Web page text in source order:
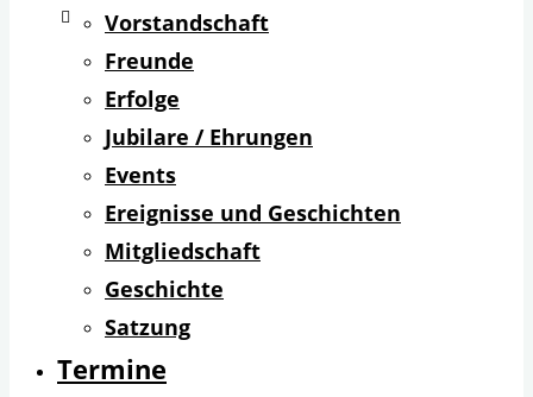
nach:
Vorstandschaft
Freunde
Erfolge
Jubilare / Ehrungen
Events
Ereignisse und Geschichten
Mitgliedschaft
Geschichte
Satzung
Termine